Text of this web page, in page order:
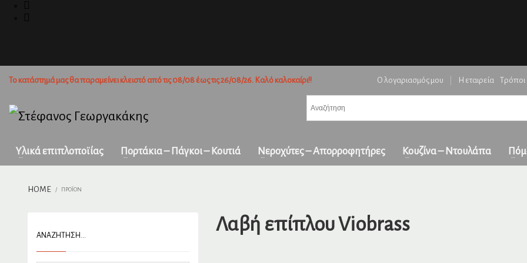
Για προϊόντα που δεν βρίσκονται στην ιστοσελίδα μας, παρακαλούμε επικοινωνήστε μαζί μας στο orders1georgakakis@gmail.com| Τώρα
Το κατάστημά μας θα παραμείνει κλειστό από τις 08/08 έως τις 26/08/26. Καλό καλοκαίρι!! Ο λογαριασμός μου Η εταιρεία
Υλικά επιπλοποϊίας Πορτάκια – Πάγκοι – Κουτιά Νεροχύτες – Απορροφητήρες Κουζίνα – Ντουλάπα
HOME ΠΡΟΪΌΝ
Λαβή επίπλου Viobrass
ΑΝΑΖΉΤΗΣΗ…